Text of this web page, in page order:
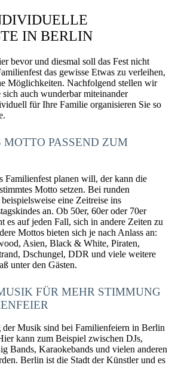
IN BERLIN
bevor und diesmal soll das Fest nicht
das gewisse Etwas zu verleihen,
Möglichkeiten. Nachfolgend stellen wir
auch wunderbar miteinander
für Ihre Familie organisieren Sie so
MOTTO PASSEND ZUM
Familienfest planen will, der kann die
Motto setzen. Bei runden
eine Zeitreise ins
an. Ob 50er, 60er oder 70er
es auf jeden Fall, sich in andere Zeiten zu
Mottos bieten sich je nach Anlass an:
Asien, Black & White, Piraten,
Dschungel, DDR und viele weitere
unter den Gästen.
FÜR MEHR STIMMUNG A
der Musik sind bei Familienfeiern in Berlin
kann zum Beispiel zwischen DJs,
Bands, Karaokebands und vielen anderen
Berlin ist die Stadt der Künstler und es